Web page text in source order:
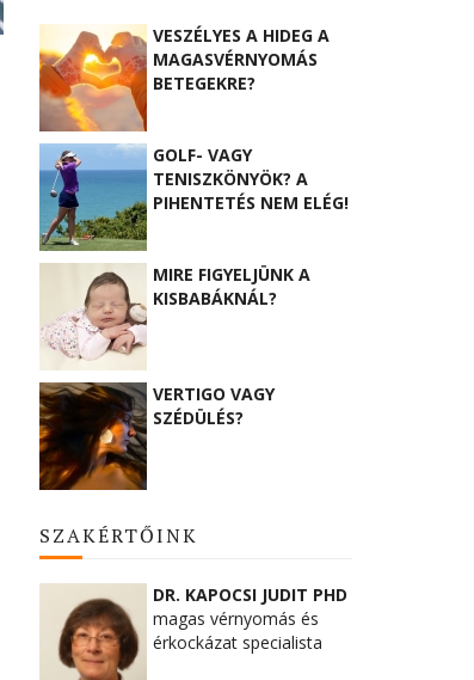
VESZÉLYES A HIDEG A
MAGASVÉRNYOMÁS
BETEGEKRE?
GOLF- VAGY
TENISZKÖNYÖK? A
PIHENTETÉS NEM ELÉG!
MIRE FIGYELJÜNK A
KISBABÁKNÁL?
VERTIGO VAGY
SZÉDÜLÉS?
SZAKÉRTŐINK
DR. KAPOCSI JUDIT PHD
magas vérnyomás és
érkockázat specialista